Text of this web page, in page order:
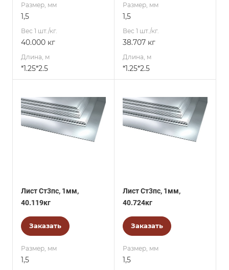
Размер, мм
1,5
Вес 1 шт./кг.
40.000 кг
Длина, м
*1.25*2.5
Размер, мм
1,5
Вес 1 шт./кг.
38.707 кг
Длина, м
*1.25*2.5
Лист Ст3пс, 1мм,
40.119кг
Заказать
Размер, мм
1,5
Лист Ст3пс, 1мм,
40.724кг
Заказать
Размер, мм
1,5